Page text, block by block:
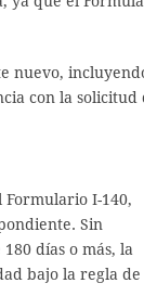
nuevo,
con la solicitud
I-140,
Sin
días o más, la
bajo la regla de